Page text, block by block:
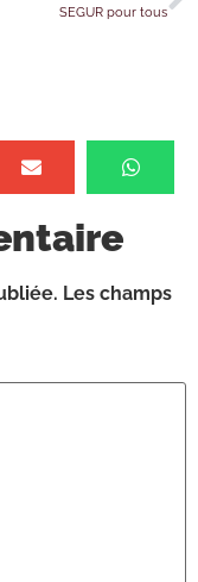
SEGUR pour tous
Les champs